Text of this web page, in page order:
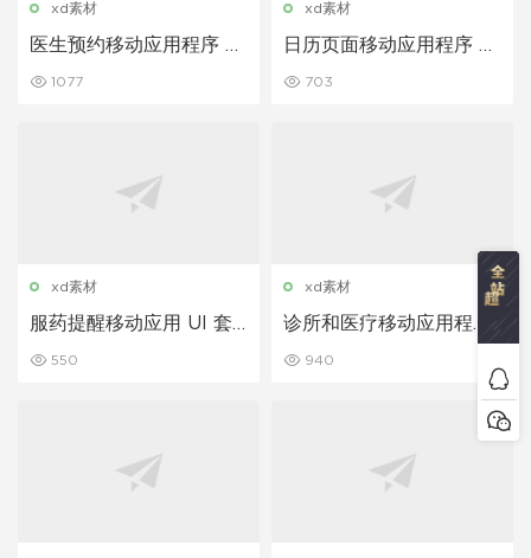
xd素材
医生预约移动应用程序 UI
1077
xd素材
日历页面移动应用程序 UI
703
xd素材
服药提醒移动应用 UI 套
550
xd素材
诊所和医疗移动应用程序
940